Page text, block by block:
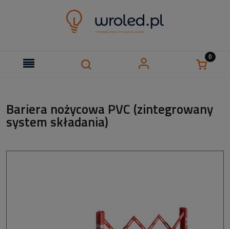
Bariera nożycowa PVC (zintegrowany
system składania)